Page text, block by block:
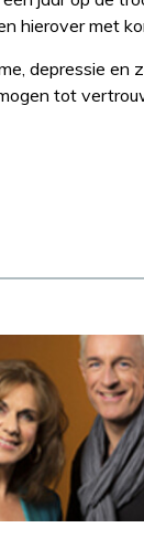
met
depressie en
tot